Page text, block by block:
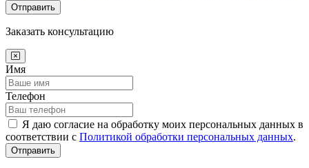
Отправить
Заказать консультацию
Имя
Телефон
Я даю согласие на обработку моих персональных данных в
соответствии с Политикой обработки персональных данных.
Отправить